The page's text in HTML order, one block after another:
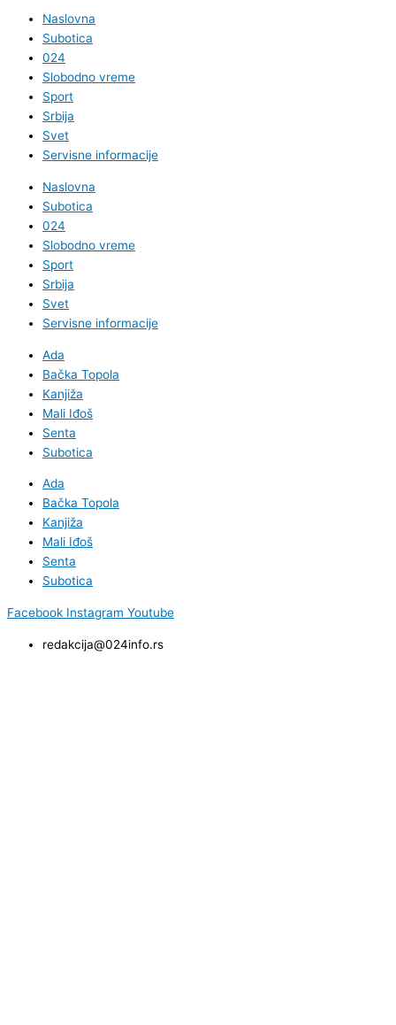
Naslovna
Subotica
024
Slobodno vreme
Sport
Srbija
Svet
Servisne informacije
Naslovna
Subotica
024
Slobodno vreme
Sport
Srbija
Svet
Servisne informacije
Ada
Bačka Topola
Kanjiža
Mali Iđoš
Senta
Subotica
Ada
Bačka Topola
Kanjiža
Mali Iđoš
Senta
Subotica
Facebook Instagram Youtube
redakcija@024info.rs